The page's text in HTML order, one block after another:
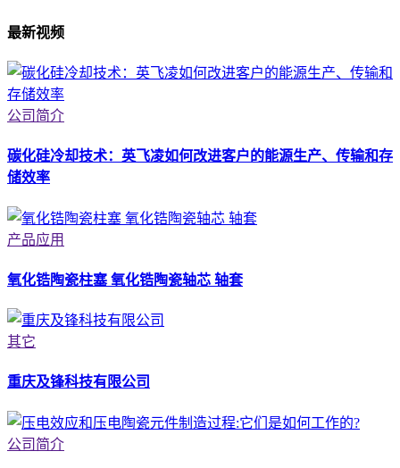
最新视频
公司简介
碳化硅冷却技术：英飞凌如何改进客户的能源生产、传输和存
储效率
产品应用
氧化锆陶瓷柱塞 氧化锆陶瓷轴芯 轴套
其它
重庆及锋科技有限公司
公司简介